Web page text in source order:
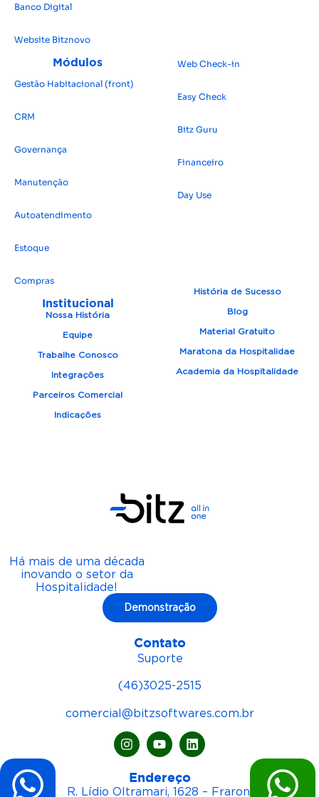
Banco Digital
Website Bitznovo
Módulos
Gestão Habitacional (front)
CRM
Governança
Manutenção
Autoatendimento
Estoque
Compras
Web Check-in
Easy Check
Bitz Guru
Financeiro
Day Use
Institucional
Nossa História
Equipe
Trabalhe Conosco
Integrações
Parceiros Comercial
Indicações
História de Sucesso
Blog
Material Gratuito
Maratona da Hospitalidae
Academia da Hospitalidade
Há mais de uma década
inovando o setor da
Hospitalidade!
Demonstração
Contato
Suporte
(46)3025-2515
comercial@bitzsoftwares.com.br
Endereço
R. Lídio Oltramari, 1628 – Fraron,